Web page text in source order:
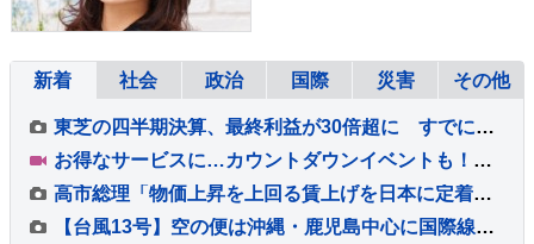
新着 社会 政治 国際 災害 その他
東芝の四半期決算、最終利益が30倍超に すでに年間最高を更新 キオクシアHD効果も
お得なサービスに…カウントダウンイベントも！末広がりの「八」が並ぶ令和8年8月8日に日本列島が大盛り上がり！【Nスタ解説】
高市総理「物価上昇を上回る賃上げを日本に定着させる」 国家公務員月給3.51％増へ 人事院の勧告を受け
【台風13号】空の便は沖縄・鹿児島中心に国際線にも台風の影響 ANA・JALは8日も欠航計209便 7日午後8時半現在